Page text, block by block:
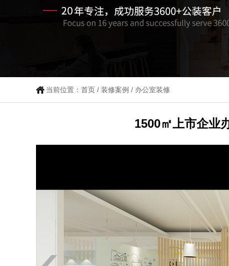
当前位置： 首页 / 装修案例 / 办公室装修
1500㎡上市企业